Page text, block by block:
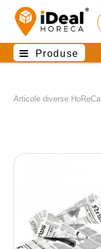
Produse
Articole diverse HoReCa